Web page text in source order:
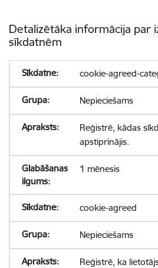
Detalizētāka informācija par
sīkdatnēm
cookie-agreed-
Nepieciešams
Reģistrē, kādas
apstiprinājis.
1 mēnesis
cookie-agreed
Nepieciešams
Reģistrē, ka